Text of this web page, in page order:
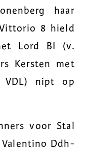
haar
8 hield
Lord BI (v.
Kersten met
VDL) nipt op
voor Stal
Ddh-